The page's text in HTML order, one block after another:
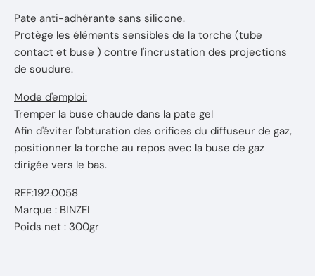
Pate anti-adhérante sans silicone.
Protège les éléments sensibles de la torche (tube
contact et buse ) contre l'incrustation des projections
de soudure.
Mode d'emploi:
Tremper la buse chaude dans la pate gel
Afin d'éviter l'obturation des orifices du diffuseur de gaz,
positionner la torche au repos avec la buse de gaz
dirigée vers le bas.
REF:192.0058
Marque : BINZEL
Poids net : 300gr